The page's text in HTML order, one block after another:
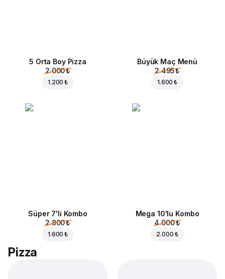
5 Orta Boy Pizza
2.000 ₺
1.200 ₺
Büyük Maç Menü
2.495 ₺
1.600 ₺
Süper 7'li Kombo
2.800 ₺
1.600 ₺
Mega 10'lu Kombo
4.000 ₺
2.000 ₺
Pizza